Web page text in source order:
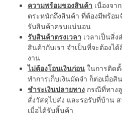
ความพร้อมของสินค้า เนื่องจา
ตระหนักถึงสินค้า ที่ต้องมีพร้อม
รับสินค้าครบแน่นอน
รับสินค้าตรงเวลา เวลาเป็นสิ่
สินค้ากับเรา จำเป็นที่จะต้องไ
งาน
ไม่ต้องโอนเงินก่อน ในการติดตั้
ทำการเก็บเงินมัดจำ ก็ต่อเมื่อ
ชำระเงินปลายทาง กรณีที่ทาง
สั่งวัสดุไปส่ง และรอรับที่บ้าน
เมื่อได้รับสิ้นค้า